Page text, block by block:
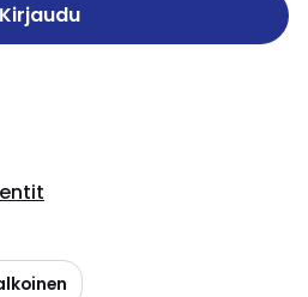
Kirjaudu
olevat vaihtoehdot